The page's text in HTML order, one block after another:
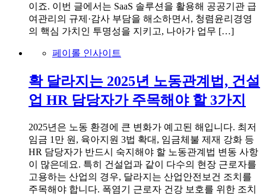
이죠. 이번 글에서는 SaaS 솔루션을 활용해 공공기관 급
여관리의 규제·감사 부담을 해소하면서, 청렴윤리경영
의 핵심 가치인 투명성을 지키고, 나아가 업무 […]
페이롤 인사이트
확 달라지는 2025년 노동관계법, 건설
업 HR 담당자가 주목해야 할 3가지
2025년은 노동 환경에 큰 변화가 예고된 해입니다. 최저
임금 1만 원, 육아지원 3법 확대, 임금체불 제재 강화 등
HR 담당자가 반드시 숙지해야 할 노동관계법 변동 사항
이 많은데요. 특히 건설업과 같이 다수의 현장 근로자를
고용하는 산업의 경우, 달라지는 산업안전보건 조치를
주목해야 합니다. 폭염기 근로자 건강 보호를 위한 조치